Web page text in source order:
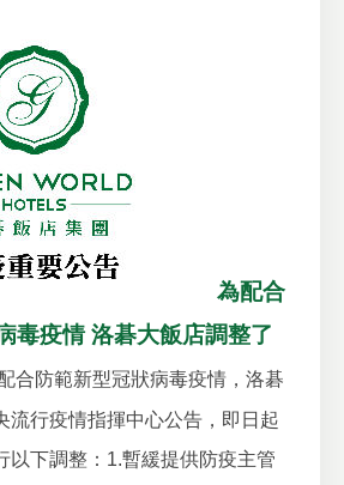
為配合
毒疫情 洛碁大飯店調整了
合防範新型冠狀病毒疫情，洛碁
流行疫情指揮中心公告，即日起
以下調整：1.暫緩提供防疫主管